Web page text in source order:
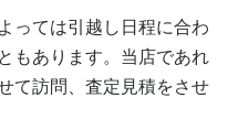
っては引越し日程に合わ
もあります。当店であれ
て訪問、査定見積をさせ